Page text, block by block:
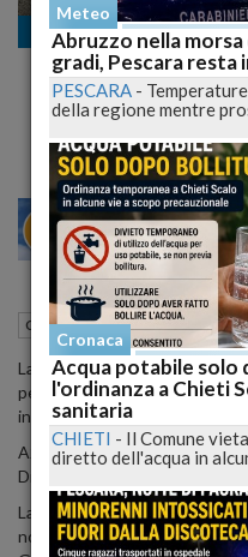
Cronaca
Cantieri sull'A14:
Interventi
MILANO
Cronaca Pescara (PE) 13
La gestione dei cantieri
per mantenere la viabilità
interventi e delle chiusure
A24 - Chiusure Notturne tra
Direzione di Teramo
La concessionaria Strada dei
notturna della tratta
Meteo
Abruzzo nella
gradi, Pescara resta
PESCARA -
della regione mentre
Cronaca
Acqua potabile
l'ordinanza a Chieti
sanitaria
CHIETI - Il Comune
diretto dell'acqua in